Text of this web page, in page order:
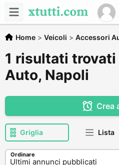
Home > Veicoli > Accessori
1 risultati
Auto, Napoli
Crea
Griglia Lista
Ordinare